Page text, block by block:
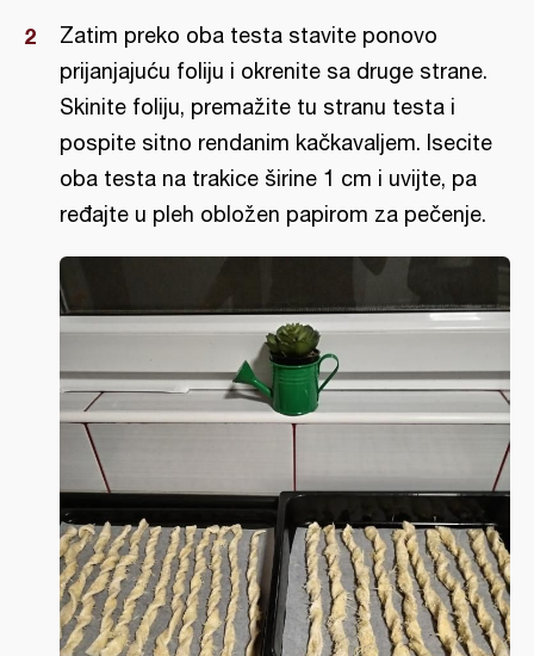
Zatim preko oba testa stavite ponovo
prijanjajuću foliju i okrenite sa druge strane.
Skinite foliju, premažite tu stranu testa i
pospite sitno rendanim kačkavaljem. Isecite
oba testa na trakice širine 1 cm i uvijte, pa
ređajte u pleh obložen papirom za pečenje.